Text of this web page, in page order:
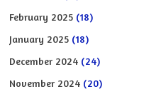
February 2025 (18)
January 2025 (18)
December 2024 (24)
November 2024 (20)